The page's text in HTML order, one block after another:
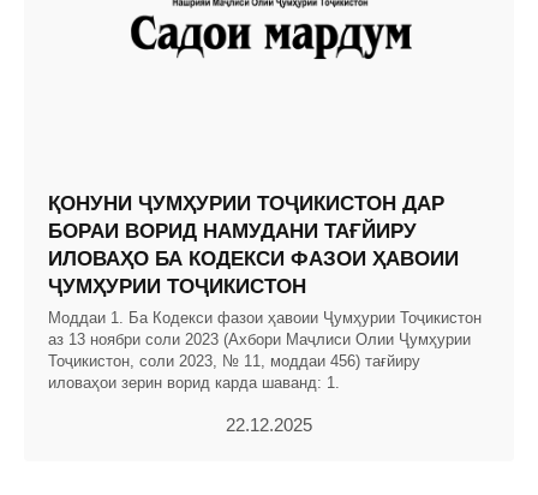
ҚОНУНИ ҶУМҲУРИИ ТОҶИКИСТОН ДАР
БОРАИ ВОРИД НАМУДАНИ ТАҒЙИРУ
ИЛОВАҲО БА КОДЕКСИ ФАЗОИ ҲАВОИИ
ҶУМҲУРИИ ТОҶИКИСТОН
Моддаи 1. Ба Кодекси фазои ҳавоии Ҷумҳурии Тоҷикистон
аз 13 ноябри соли 2023 (Ахбори Маҷлиси Олии Ҷумҳурии
Тоҷикистон, соли 2023, № 11, моддаи 456) тағйиру
иловаҳои зерин ворид карда шаванд: 1.
22.12.2025